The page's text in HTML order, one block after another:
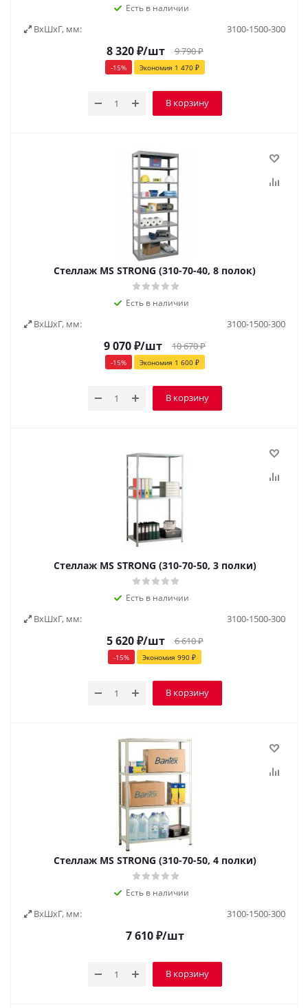
Есть в наличии
ВxШxГ, мм: 3100-1500-300
8 320₽/шт 9 790₽
-15% Экономия 1 470₽
В корзину
Стеллаж MS STRONG (310-70-40, 8 полок)
Есть в наличии
ВxШxГ, мм: 3100-1500-300
9 070₽/шт 10 670₽
-15% Экономия 1 600₽
В корзину
Стеллаж MS STRONG (310-70-50, 3 полки)
Есть в наличии
ВxШxГ, мм: 3100-1500-300
5 620₽/шт 6 610₽
-15% Экономия 990 ₽
В корзину
Стеллаж MS STRONG (310-70-50, 4 полки)
Есть в наличии
ВxШxГ, мм: 3100-1500-300
7 610₽/шт
В корзину